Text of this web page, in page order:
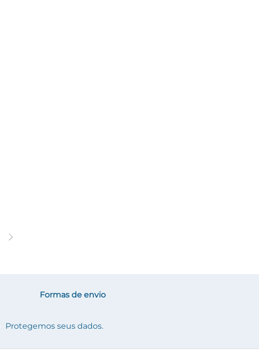
Formas de envio
Protegemos seus dados.